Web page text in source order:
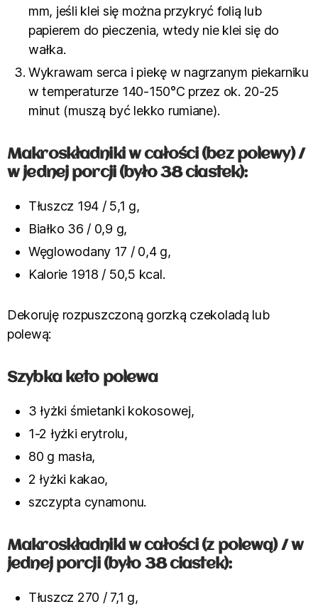
mm, jeśli klei się można przykryć folią lub
papierem do pieczenia, wtedy nie klei się do
wałka.
Wykrawam serca i piekę w nagrzanym piekarniku
w temperaturze 140-150°C przez ok. 20-25
minut (muszą być lekko rumiane).
Makroskładniki w całości (bez polewy) /
w jednej porcji (było 38 ciastek):
Tłuszcz 194 / 5,1 g,
Białko 36 / 0,9 g,
Węglowodany 17 / 0,4 g,
Kalorie 1918 / 50,5 kcal.
Dekoruję rozpuszczoną gorzką czekoladą lub
polewą:
Szybka keto polewa
3 łyżki śmietanki kokosowej,
1-2 łyżki erytrolu,
80 g masła,
2 łyżki kakao,
szczypta cynamonu.
Makroskładniki w całości (z polewą) / w
jednej porcji (było 38 ciastek):
Tłuszcz 270 / 7,1 g,